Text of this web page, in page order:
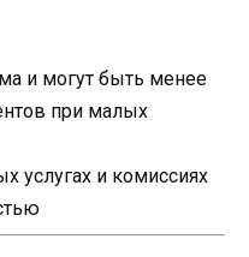
и могут быть менее
при малых
услугах и комиссиях